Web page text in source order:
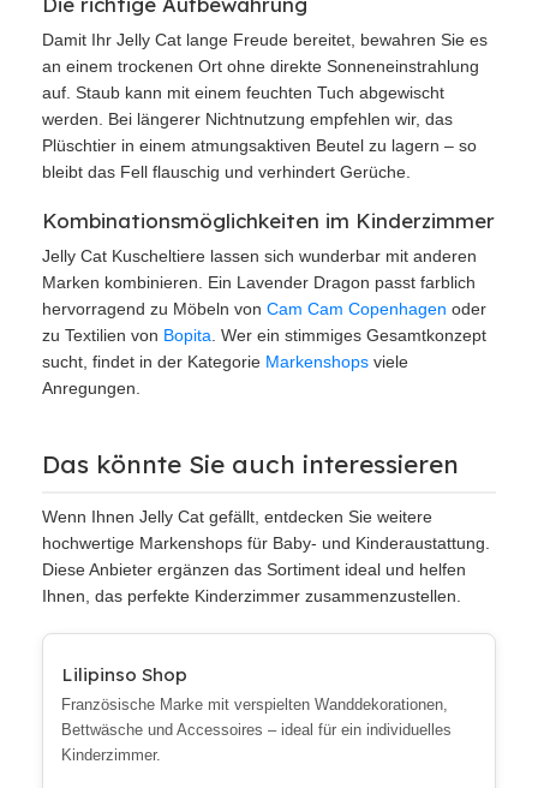
Damit Ihr Jelly Cat lange Freude bereitet, bewahren Sie es
an einem trockenen Ort ohne direkte Sonneneinstrahlung
auf. Staub kann mit einem feuchten Tuch abgewischt
werden. Bei längerer Nichtnutzung empfehlen wir, das
Plüschtier in einem atmungsaktiven Beutel zu lagern – so
bleibt das Fell flauschig und verhindert Gerüche.
Kombinationsmöglichkeiten im Kinderzimmer
Jelly Cat Kuscheltiere lassen sich wunderbar mit anderen
Marken kombinieren. Ein Lavender Dragon passt farblich
hervorragend zu Möbeln von Cam Cam Copenhagen oder
zu Textilien von Bopita . Wer ein stimmiges Gesamtkonzept
sucht, findet in der Kategorie Markenshops viele
Anregungen.
Das könnte Sie auch interessieren
Wenn Ihnen Jelly Cat gefällt, entdecken Sie weitere
hochwertige Markenshops für Baby- und Kinderaustattung.
Diese Anbieter ergänzen das Sortiment ideal und helfen
Ihnen, das perfekte Kinderzimmer zusammenzustellen.
Lilipinso Shop
Französische Marke mit verspielten Wanddekorationen,
Bettwäsche und Accessoires – ideal für ein individuelles
Kinderzimmer.